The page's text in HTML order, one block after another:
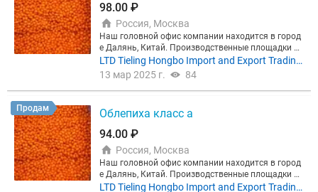
98.00 ₽
Россия, Москва
Наш головной офис компании находится в город
е Далянь, Китай. Производственные площадки ра
сположены в провинции Шандунь и провинции Х
эйлондзян. Предлагаем рассмотреть наше предл
ожение на ягоды, урожай 2024 года. Облепиха - 8
500 CNY/MT Условия ФСА Маньчжурия. В зависи
можем обсудить! Будем благодарны обратной с
вязи!
LTD Tieling Hongbo Import and Export Trading
Co., Ltd
13 мар 2025 г. 84
Продам
Облепиха класс а
94.00 ₽
Россия, Москва
Наш головной офис компании находится в город
е Далянь, Китай. Производственные площадки ра
сположены в провинции Шандунь и провинции Х
LTD Tieling Hongbo Import and Export Trading